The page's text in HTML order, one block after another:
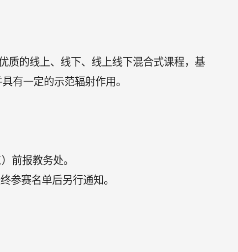
质的线上、 线下、 线上线下混合式课程，基
有一定的示范辐射作用。
前报教务处。
参赛名单后另行通知。